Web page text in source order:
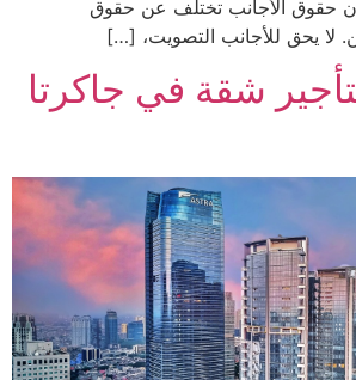
حقوق الأجانب تختلف عن حقوق
لا يحق للأجانب التصويت، […]
لتأجير شقة في جاكرتا